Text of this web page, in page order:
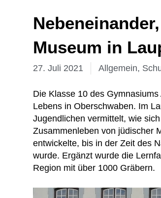
Museum in
27. Juli 2021 Allgemein,
Die Klasse 10 des
Lebens in Oberschwaben. Im
Jugendlichen vermittelt, wie
Zusammenleben von jüdischer
entwickelte, bis in der Zeit des
wurde. Ergänzt wurde die
Region mit über 1000 Gräbern.